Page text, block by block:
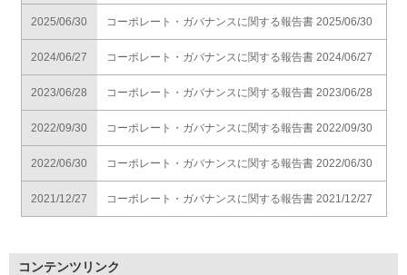
2025/06/30 コーポレート・ガバナンスに関する報告書 2025/06/30
2024/06/27 コーポレート・ガバナンスに関する報告書 2024/06/27
2023/06/28 コーポレート・ガバナンスに関する報告書 2023/06/28
2022/09/30 コーポレート・ガバナンスに関する報告書 2022/09/30
2022/06/30 コーポレート・ガバナンスに関する報告書 2022/06/30
2021/12/27 コーポレート・ガバナンスに関する報告書 2021/12/27
コンテンツリンク